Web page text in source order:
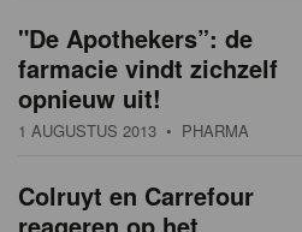
"De Apothekers”: de
farmacie vindt zichzelf
opnieuw uit!
1 AUGUSTUS 2013 • PHARMA
Colruyt en Carrefour